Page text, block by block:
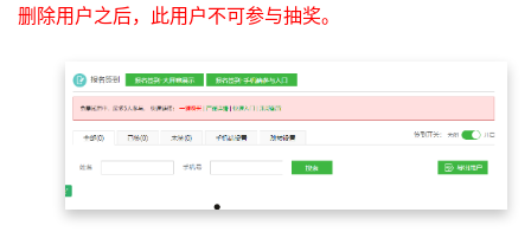
删除用户之后，此用户不可参与抽奖。